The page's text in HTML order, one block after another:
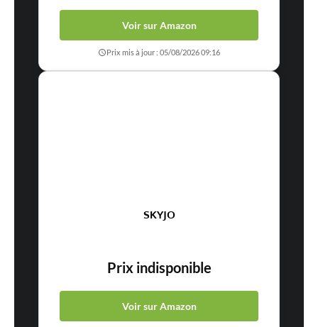
Voir sur Amazon
Prix mis à jour : 05/08/2026 09:16
SKYJO
Prix indisponible
Voir sur Amazon